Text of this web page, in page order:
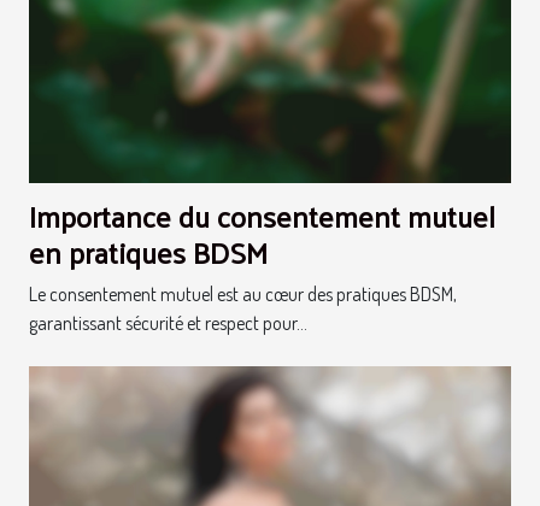
Importance du consentement mutuel
en pratiques BDSM
Le consentement mutuel est au cœur des pratiques BDSM,
garantissant sécurité et respect pour...